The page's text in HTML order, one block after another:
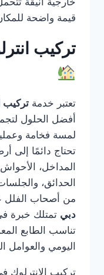
قيمة واضحة
تركيب
تعتبر خدمة تركيب
أفضل الحلول
لمسة فخامة
تحتاج دائمًا إلى
المداخل،
الحدائق،
من أصحاب الفلل
دبي تمتلك خبرة
تناسب الطابع
اليومي والعوامل
تركيب